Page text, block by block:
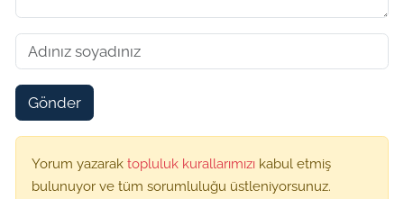
Gönder
Yorum yazarak topluluk kurallarımızı kabul etmiş
bulunuyor ve tüm sorumluluğu üstleniyorsunuz.